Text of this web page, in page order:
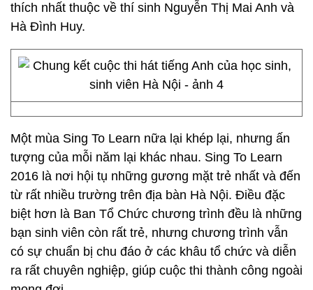
thích nhất thuộc về thí sinh Nguyễn Thị Mai Anh và
Hà Đình Huy.
Một mùa Sing To Learn nữa lại khép lại, nhưng ấn
tượng của mỗi năm lại khác nhau. Sing To Learn
2016 là nơi hội tụ những gương mặt trẻ nhất và đến
từ rất nhiều trường trên địa bàn Hà Nội. Điều đặc
biệt hơn là Ban Tổ Chức chương trình đều là những
bạn sinh viên còn rất trẻ, nhưng chương trình vẫn
có sự chuẩn bị chu đáo ở các khâu tổ chức và diễn
ra rất chuyên nghiệp, giúp cuộc thi thành công ngoài